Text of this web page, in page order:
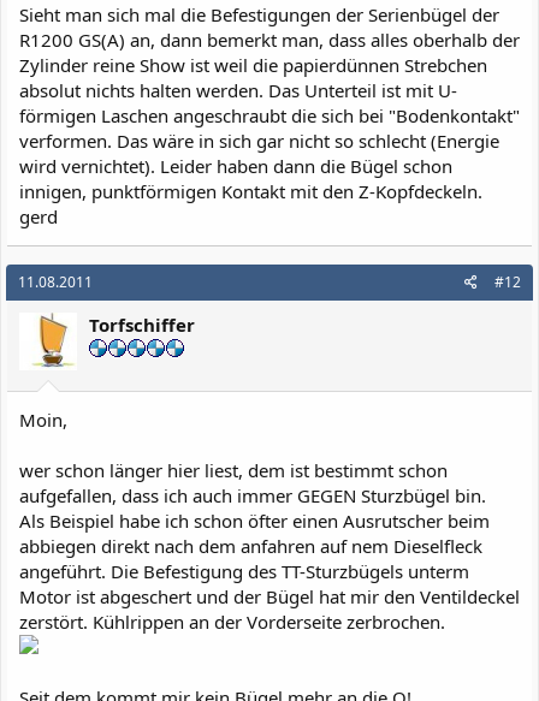
Sieht man sich mal die Befestigungen der Serienbügel der
R1200 GS(A) an, dann bemerkt man, dass alles oberhalb der
Zylinder reine Show ist weil die papierdünnen Strebchen
absolut nichts halten werden. Das Unterteil ist mit U-
förmigen Laschen angeschraubt die sich bei "Bodenkontakt"
verformen. Das wäre in sich gar nicht so schlecht (Energie
wird vernichtet). Leider haben dann die Bügel schon
innigen, punktförmigen Kontakt mit den Z-Kopfdeckeln.
gerd
11.08.2011 #12
Torfschiffer
Moin,
wer schon länger hier liest, dem ist bestimmt schon
aufgefallen, dass ich auch immer GEGEN Sturzbügel bin.
Als Beispiel habe ich schon öfter einen Ausrutscher beim
abbiegen direkt nach dem anfahren auf nem Dieselfleck
angeführt. Die Befestigung des TT-Sturzbügels unterm
Motor ist abgeschert und der Bügel hat mir den Ventildeckel
zerstört. Kühlrippen an der Vorderseite zerbrochen.